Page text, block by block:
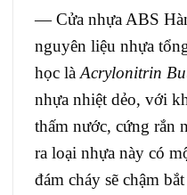
—Cửa nhựa ABS
nguyên liệu nhựa
học là Acrylonitrin
nhựa nhiệt dẻo, với
thấm nước, cứng rắn
ra loại nhựa này có
đám cháy sẽ chậm